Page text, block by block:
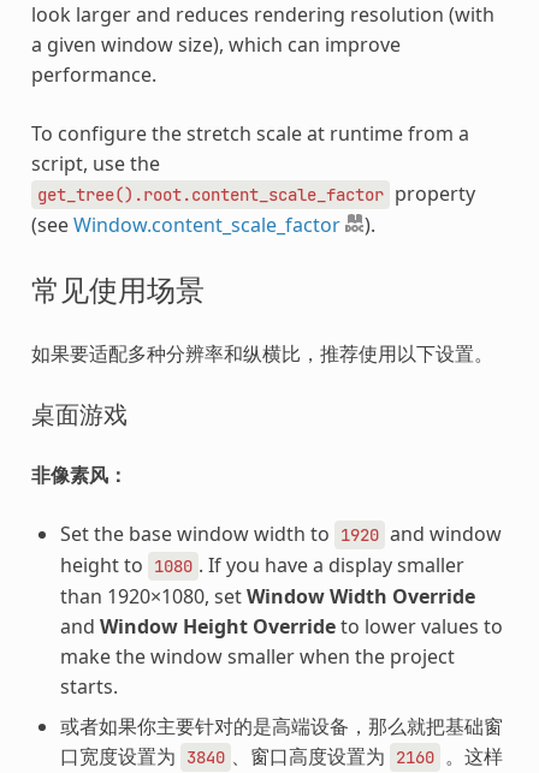
look larger and reduces rendering resolution (with
a given window size), which can improve
performance.
To configure the stretch scale at runtime from a
script, use the
get_tree().root.content_scale_factor property
(seeWindow.content_scale_factor ).
常见使用场景
如果要适配多种分辨率和纵横比，推荐使用以下设置。
桌面游戏
非像素风：
Set the base window width to 1920 and window
height to
1080 . If you have a display smaller
than 1920×1080, setWindow Width Override
and Window Height Overrideto lower values to
make the window smaller when the project
starts.
或者如果你主要针对的是高端设备，那么就把基础窗
口宽度设置为
3840 、窗口高度设置为 2160 。这样